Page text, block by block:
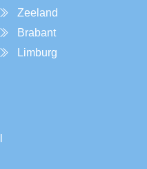
Zeeland
Brabant
Limburg